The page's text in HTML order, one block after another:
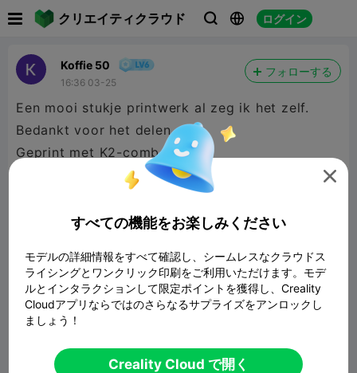
クリエイティクラウド   ログイン
Koffie 50
16:36 03-25
フォローする
Een mooi stukje printwerk al zeg ik het zelf.
Bedankt voor het delen.
Geprint met K2-combo

すべての機能をお楽しみください
モデルの詳細情報をすべて確認し、シームレスなクラウドス
ライシングとワンクリック印刷をご利用いただけます。モデ
ルとインタラクションして限定ポイントを獲得し、Creality
Cloudアプリならではのさらなるサプライズをアンロックし
ましょう！
Creality Cloud で開く